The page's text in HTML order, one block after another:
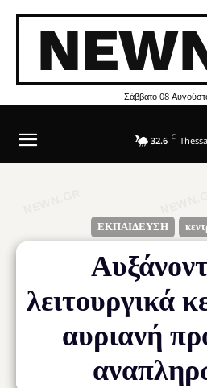
Σάββατο 08
32.6 C
ΕΚΠΑΙΔΕΥΣΗ
λειτουργικά
αυριανή